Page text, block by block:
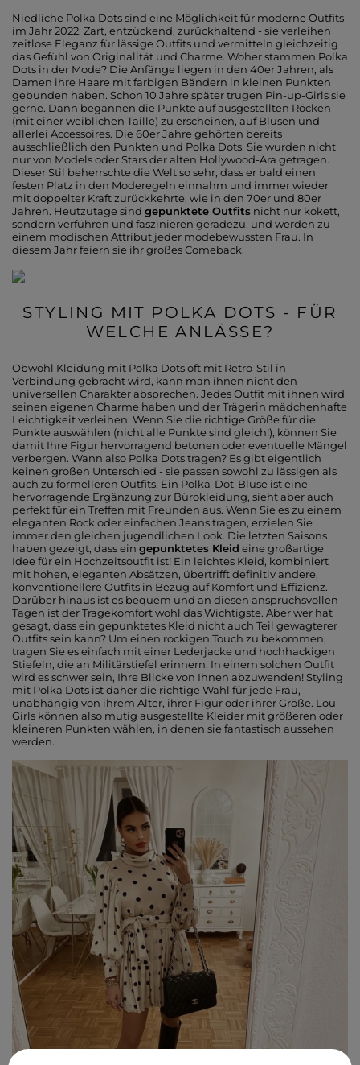
Niedliche Polka Dots sind eine Möglichkeit für moderne Outfits
im Jahr 2022. Zart, entzückend, zurückhaltend - sie verleihen
zeitlose Eleganz für lässige Outfits und vermitteln gleichzeitig
das Gefühl von Originalität und Charme. Woher stammen Polka
Dots in der Mode? Die Anfänge liegen in den 40er Jahren, als
Damen ihre Haare mit farbigen Bändern in kleinen Punkten
gebunden haben. Schon 10 Jahre später trugen Pin-up-Girls sie
gerne. Dann begannen die Punkte auf ausgestellten Röcken
(mit einer weiblichen Taille) zu erscheinen, auf Blusen und
allerlei Accessoires. Die 60er Jahre gehörten bereits
ausschließlich den Punkten und Polka Dots. Sie wurden nicht
nur von Models oder Stars der alten Hollywood-Ära getragen.
Dieser Stil beherrschte die Welt so sehr, dass er bald einen
festen Platz in den Moderegeln einnahm und immer wieder
mit doppelter Kraft zurückkehrte, wie in den 70er und 80er
Jahren. Heutzutage sind gepunktete Outfits nicht nur kokett,
sondern verführen und faszinieren geradezu, und werden zu
einem modischen Attribut jeder modebewussten Frau. In
diesem Jahr feiern sie ihr großes Comeback.
STYLING MIT POLKA DOTS - FÜR
WELCHE ANLÄSSE?
Obwohl Kleidung mit Polka Dotsoft mit Retro-Stil in
Verbindung gebracht wird, kann man ihnen nicht den
universellen Charakter absprechen. Jedes Outfit mit ihnen wird
seinen eigenen Charme haben und der Trägerin mädchenhafte
Leichtigkeit verleihen. Wenn Sie die richtige Größe für die
Punkte auswählen (nicht alle Punkte sind gleich!), können Sie
damit Ihre Figur hervorragend betonen oder eventuelle Mängel
verbergen. Wann also Polka Dots tragen? Es gibt eigentlich
keinen großen Unterschied - sie passen sowohl zu lässigen als
auch zu formelleren Outfits. Ein Polka-Dot-Bluse ist eine
hervorragende Ergänzung zur Bürokleidung, sieht aber auch
perfekt für ein Treffen mit Freunden aus. Wenn Sie es zu einem
eleganten Rock oder einfachen Jeans tragen, erzielen Sie
immer den gleichen jugendlichen Look. Die letzten Saisons
haben gezeigt, dass ein gepunktetes Kleid eine großartige
Idee für ein Hochzeitsoutfit ist! Ein leichtes Kleid, kombiniert
mit hohen, eleganten Absätzen, übertrifft definitiv andere,
konventionellere Outfits in Bezug auf Komfort und Effizienz.
Darüber hinaus ist es bequem und an diesen anspruchsvollen
Tagen ist der Tragekomfort wohl das Wichtigste. Aber wer hat
gesagt, dass ein gepunktetes Kleid nicht auch Teil gewagterer
Outfits sein kann? Um einen rockigen Touch zu bekommen,
tragen Sie es einfach mit einer Lederjacke und hochhackigen
Stiefeln, die an Militärstiefel erinnern. In einem solchen Outfit
wird es schwer sein, Ihre Blicke von Ihnen abzuwenden!Styling
mit Polka Dots ist daher die richtige Wahl für jede Frau,
unabhängig von ihrem Alter, ihrer Figur oder ihrer Größe. Lou
Girls können also mutig ausgestellte Kleider mit größeren oder
kleineren Punkten wählen, in denen sie fantastisch aussehen
werden.